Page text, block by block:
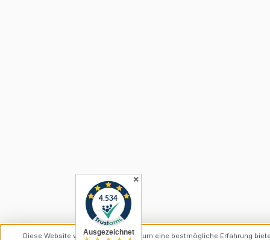
✕
Diese Website verwendet Cookies, um eine bestmögliche Erfahrung